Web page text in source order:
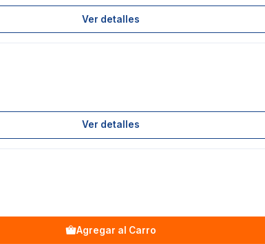
Ver detalles
Ver detalles
Agregar al Carro